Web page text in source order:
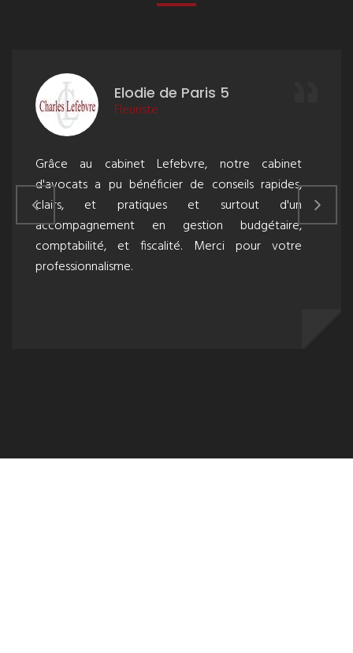
Elodie de Paris 5
Fleuriste
Grâce au cabinet Lefebvre, notre cabinet
d'avocats a pu bénéficier de conseils rapides,
clairs, et pratiques et surtout d'un
accompagnement en gestion budgétaire,
comptabilité, et fiscalité. Merci pour votre
professionnalisme.